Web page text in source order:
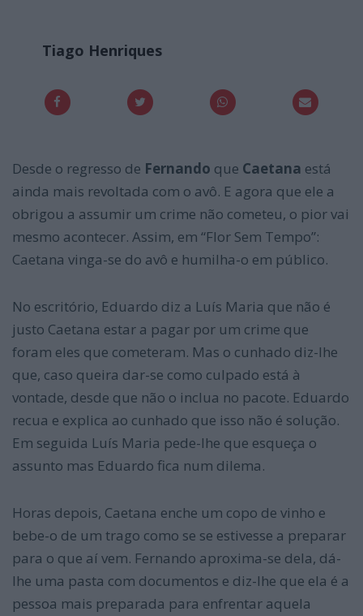
Tiago Henriques
Desde o regresso de Fernando que Caetana está
ainda mais revoltada com o avô. E agora que ele a
obrigou a assumir um crime não cometeu, o pior vai
mesmo acontecer. Assim, em “Flor Sem Tempo”:
Caetana vinga-se do avô e humilha-o em público.
No escritório, Eduardo diz a Luís Maria que não é
justo Caetana estar a pagar por um crime que
foram eles que cometeram. Mas o cunhado diz-lhe
que, caso queira dar-se como culpado está à
vontade, desde que não o inclua no pacote. Eduardo
recua e explica ao cunhado que isso não é solução.
Em seguida Luís Maria pede-lhe que esqueça o
assunto mas Eduardo fica num dilema.
Horas depois, Caetana enche um copo de vinho e
bebe-o de um trago como se se estivesse a preparar
para o que aí vem. Fernando aproxima-se dela, dá-
lhe uma pasta com documentos e diz-lhe que ela é a
pessoa mais preparada para enfrentar aquela